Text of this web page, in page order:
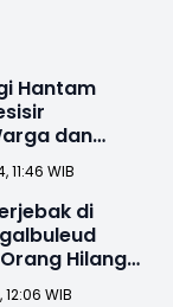
Hantam
dan
Waspada
11:46 WIB
di
Hilang
WIB